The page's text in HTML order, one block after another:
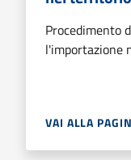
Procedimento
l'importazione
VAI ALLA